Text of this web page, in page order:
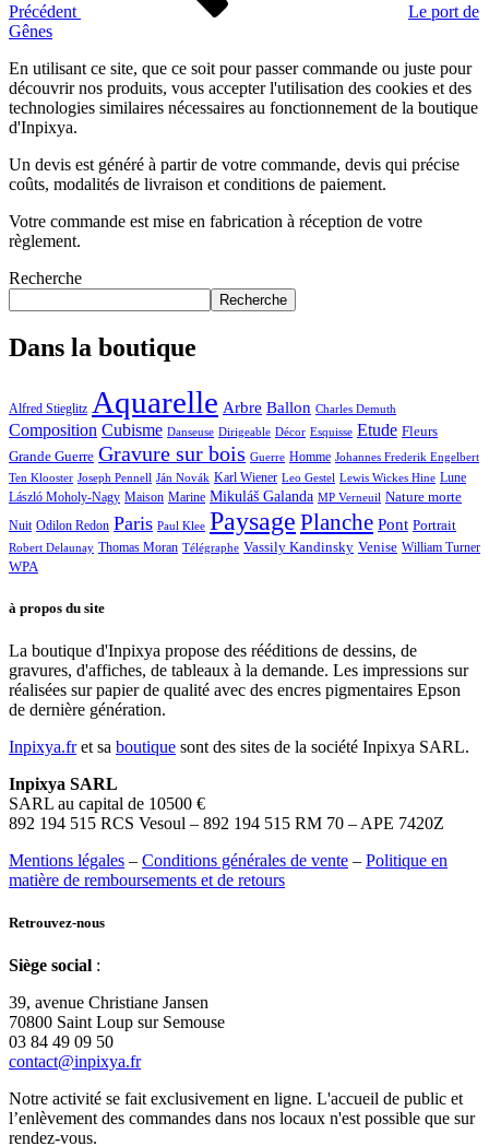
Précédent
Le port de
Gênes
En utilisant ce site, que ce soit pour passer commande ou juste pour
découvrir nos produits, vous accepter l'utilisation des cookies et des
technologies similaires nécessaires au fonctionnement de la boutique
d'Inpixya.
Un devis est généré à partir de votre commande, devis qui précise
coûts, modalités de livraison et conditions de paiement.
Votre commande est mise en fabrication à réception de votre
règlement.
Recherche
Recherche
Dans la boutique
Alfred Stieglitz Aquarelle Arbre Ballon Charles Demuth
Composition Cubisme Danseuse Dirigeable Décor Esquisse Etude Fleurs
Grande Guerre Gravure sur bois Guerre Homme Johannes Frederik Engelbert
Ten Klooster Joseph Pennell Ján Novák Karl Wiener Leo Gestel Lewis Wickes Hine Lune
László Moholy-Nagy Maison Marine Mikuláš Galanda MP Verneuil Nature morte
Nuit Odilon Redon Paris Paul Klee Paysage Planche Pont Portrait
Robert Delaunay Thomas Moran Télégraphe Vassily Kandinsky Venise William Turner
WPA
à propos du site
La boutique d'Inpixya propose des rééditions de dessins, de
gravures, d'affiches, de tableaux à la demande. Les impressions sur
réalisées sur papier de qualité avec des encres pigmentaires Epson
de dernière génération.
Inpixya.fret sa boutique sont des sites de la société Inpixya SARL.
Inpixya SARL
SARL au capital de 10500 €
892 194 515 RCS Vesoul – 892 194 515 RM 70 – APE 7420Z
Mentions légales – Conditions générales de vente – Politique en
matière de remboursements et de retours
Retrouvez-nous
Siège social :
39, avenue Christiane Jansen
70800 Saint Loup sur Semouse
03 84 49 09 50
contact@inpixya.fr
Notre activité se fait exclusivement en ligne. L'accueil de public et
l’enlèvement des commandes dans nos locaux n'est possible que sur
rendez-vous.